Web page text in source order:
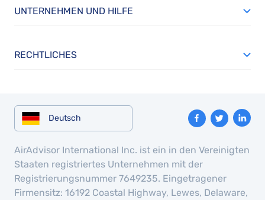
UNTERNEHMEN UND HILFE
RECHTLICHES
Deutsch
AirAdvisor International Inc. ist ein in den Vereinigten
Staaten registriertes Unternehmen mit der
Registrierungsnummer 7649235. Eingetragener
Firmensitz: 16192 Coastal Highway, Lewes, Delaware,